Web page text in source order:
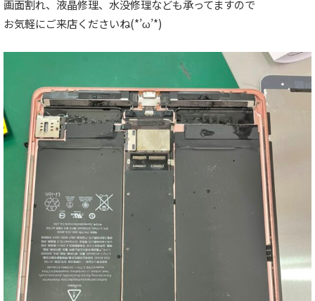
画面割れ、液晶修理、水没修理なども承ってますので
お気軽にご来店くださいね(*’ω’*)